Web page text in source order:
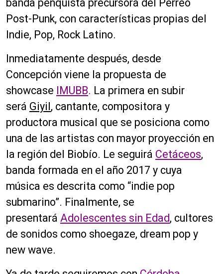
banda penquista precursora del Perreo
Post-Punk, con características propias del
Indie, Pop, Rock Latino.
Inmediatamente después, desde
Concepción viene la propuesta de
showcase IMUBB. La primera en subir
será Giyil, cantante, compositora y
productora musical que se posiciona como
una de las artistas con mayor proyección en
la región del Biobío. Le seguirá Cetáceos,
banda formada en el año 2017 y cuya
música es descrita como “indie pop
submarino”. Finalmente, se
presentará Adolescentes sin Edad, cultores
de sonidos como shoegaze, dream pop y
new wave.